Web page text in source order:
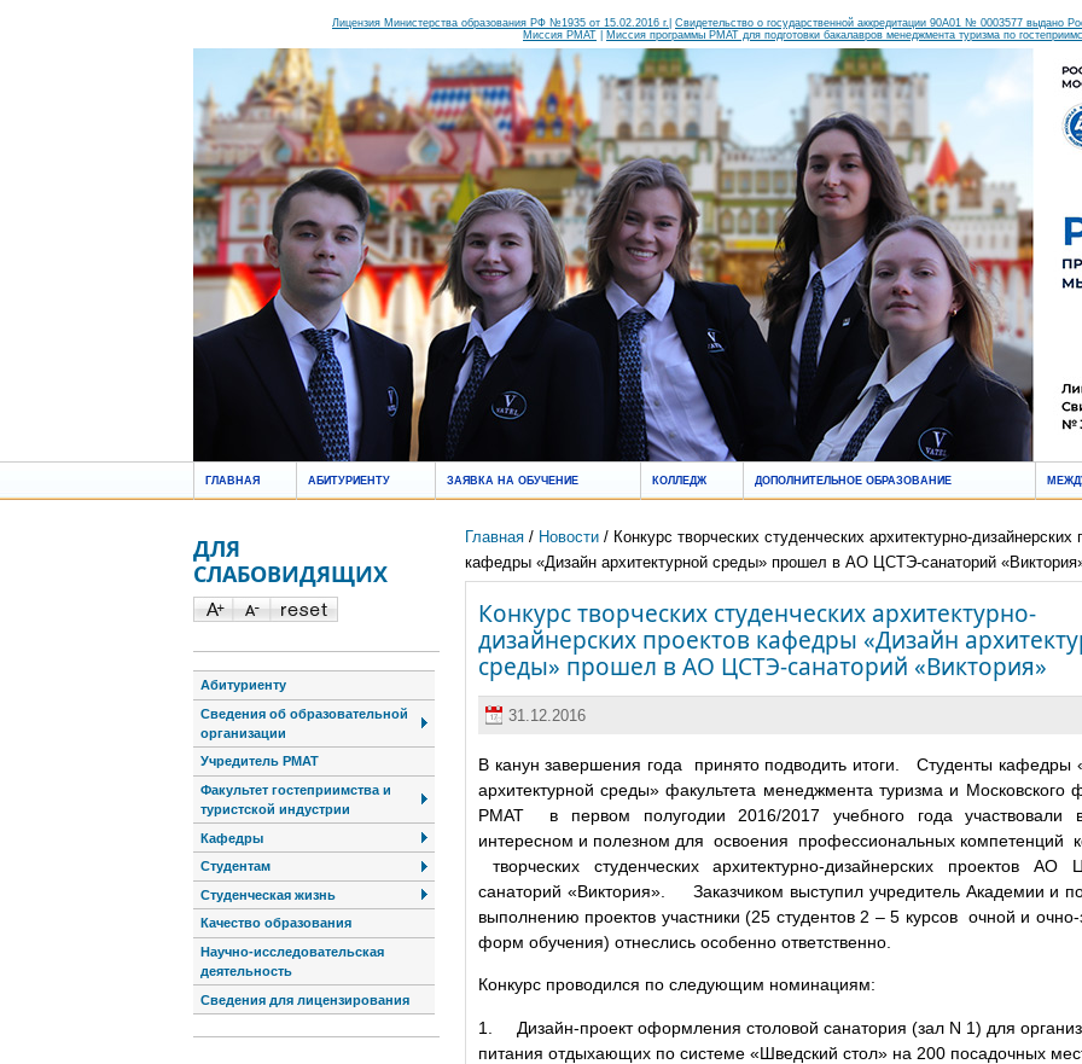
Лицензия Министерства образования РФ №1935 от 15.02.2016 г. Свидетельство о государственной аккредитации 90А01 № 0003577 выдано
Миссия РМАТ
Миссия программы РМАТ для подготовки бакалавров менеджмента туризма по
ГЛАВНАЯ АБИТУРИЕНТУ ЗАЯВКА НА ОБУЧЕНИЕ КОЛЛЕДЖ ДОПОЛНИТЕЛЬНОЕ ОБРАЗОВАНИЕ
Главная/ Новости/ Конкурс творческих студенческих архитектурно-дизайнерских
кафедры «Дизайн архитектурной среды» прошел в АО ЦСТЭ-санаторий
Конкурс творческих студенческих архитектурно-
дизайнерских проектов кафедры «Дизайн
среды» прошел в АО ЦСТЭ-санаторий «Виктория»
31.12.2016
В канун завершения года принято подводить итоги. Студенты кафедры
архитектурной среды» факультета менеджмента туризма и Московского
РМАТ в первом полугодии 2016/2017 учебного года участвовали
интересном и полезном для освоения профессиональных компетенций
творческих студенческих архитектурно-дизайнерских проектов
санаторий «Виктория». Заказчиком выступил учредитель Академии и
выполнению проектов участники (25 студентов 2 – 5 курсов очной и очно-
форм обучения) отнеслись особенно ответственно.
Конкурс проводился по следующим номинациям:
1. Дизайн-проект оформления столовой санатория (зал N 1) для
питания отдыхающих по системе «Шведский стол» на 200 посадочных
ДЛЯ
СЛАБОВИДЯЩИХ
Абитуриенту
Сведения об образовательной
организации
Учредитель РМАТ
Факультет гостеприимства и
туристской индустрии
Кафедры
Студентам
Студенческая жизнь
Качество образования
Научно-исследовательская
деятельность
Сведения для лицензирования